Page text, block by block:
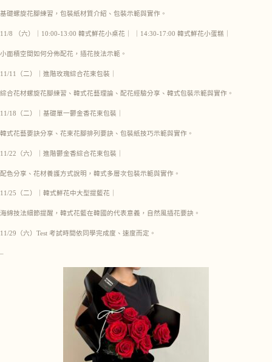
基礎螺旋花腳練習，包裝紙材質介紹、包裝示範與實作。
11/8 （六）｜10:00-13:00 韓式鮮花小桌花｜ ｜14:30-17:00 韓式鮮花小蛋糕｜
小面積空間如何分佈配花，插花技法示範。
11/11（二）｜進階玫瑰綜合花束包裝｜
綜合花材螺旋花腳練習、韓式花藝理論、配花經驗分享、韓式包裝示範與實作。
11/18（二）｜基礎單一鬱金香花束包裝｜
韓式花藝要訣分享、花束花腳排列要訣、包裝紙技巧示範與實作。
11/22（六）｜進階鬱金香綜合花束包裝｜
配色分享、花材養護方式說明，韓式多層次包裝示範與實作。
11/25（二）｜韓式鮮花中大型提籃花｜
海綿技法細節提醒，韓式花籃在韓國的代表意義，自然風插花要訣。
11/29（六）Test 考試時間依同學完成度、速度而定。
–